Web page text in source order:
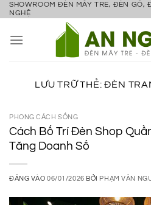
Bỏ
nội
SHOWROOM ĐÈN MÂY TRE, ĐÈN GỖ,
NGHỆ
LƯU TRỮ THẺ:ĐÈN
PHONG CÁCH SỐNG
Cách Bố Trí Đèn Shop
Tăng Doanh Số
ĐĂNG VÀO06/01/2026 BỞI PHẠM VĂN